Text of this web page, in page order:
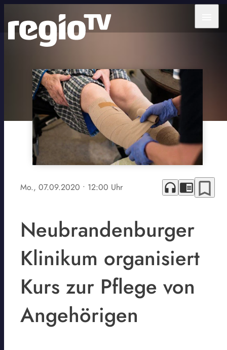
Mo., 07.09.2020 • 12:00 Uhr headphones chrome_reader_mode bookmark_border
Neubrandenburger
Klinikum organisiert
Kurs zur Pflege von
Angehörigen